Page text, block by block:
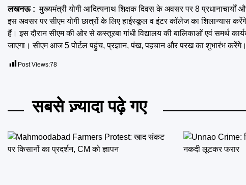
लखनऊ : मुख्यमंत्री योगी आदित्यनाथ शिक्षक दिवस के अवसर पर 8 प्रधानाचार्यों
इस अवसर पर सीएम योगी छात्रों के लिए हाईस्कूल व इंटर कॉलेज का शिलान्यास
हैं। इस दौरान सीएम की ओर से कस्तूरबा गांधी विद्यालय की बालिकाओं एवं समर्थ
जाएगा। सीएम आज 5 पोर्टल पहुंच, प्रज्ञान, पंख, पहचान और परख का शुभारंभ करेंगे।
Post Views:78
सबसे ज़्यादा पढ़े गए